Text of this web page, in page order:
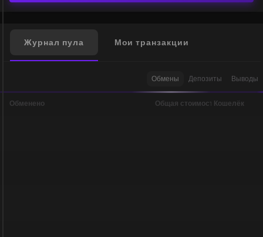
Журнал пула Мои транзакции
Обмены Депозиты Выводы
Обменено Общая стоимостьКошелёк